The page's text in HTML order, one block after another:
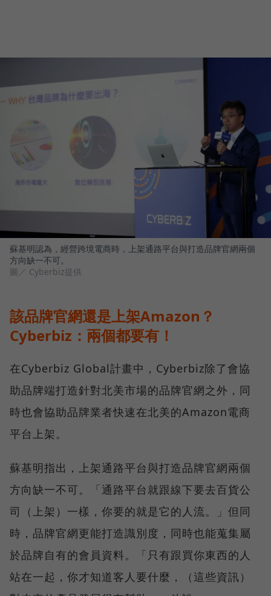
蘇基明認為，經營跨境電商時，上架通路平台與打造品牌官網兩個
方向缺一不可。
圖／ Cyberbiz提供
該品牌官網還是上架Amazon？
Cyberbiz：兩個都要有！
在Cyberbiz Global計畫中，Cyberbiz除了會協
助品牌端打造針對北美市場的品牌官網之外，同
時也會協助品牌業者快速在北美的Amazon電商
平台上架。
蘇基明指出，上架通路平台與打造品牌官網兩個
方向缺一不可。「通路平台就跟線下要去百貨公
司（上架）一樣，你要的就是它的人流。」但同
時，品牌官網更能打造識別度，同時也能蒐集屬
於品牌自有的會員資料。「只有跟買你東西的人
站在一起，你才知道客人要什麼，（這些資訊）